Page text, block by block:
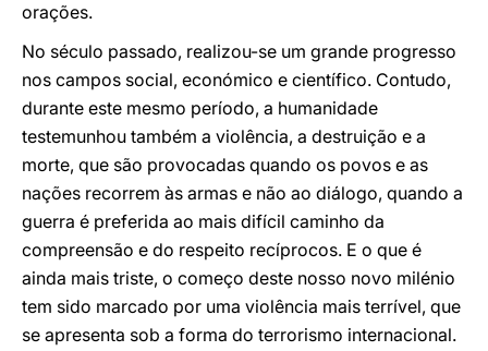
orações.
No século passado, realizou-se um grande progresso
nos campos social, económico e científico. Contudo,
durante este mesmo período, a humanidade
testemunhou também a violência, a destruição e a
morte, que são provocadas quando os povos e as
nações recorrem às armas e não ao diálogo, quando a
guerra é preferida ao mais difícil caminho da
compreensão e do respeito recíprocos. E o que é
ainda mais triste, o começo deste nosso novo milénio
tem sido marcado por uma violência mais terrível, que
se apresenta sob a forma do terrorismo internacional.